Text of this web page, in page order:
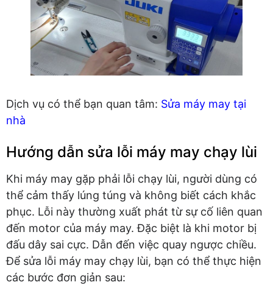
Dịch vụ có thể bạn quan tâm: Sửa máy may tại
nhà
Hướng dẫn sửa lỗi máy may chạy lùi
Khi máy may gặp phải lỗi chạy lùi, người dùng có
thể cảm thấy lúng túng và không biết cách khắc
phục. Lỗi này thường xuất phát từ sự cố liên quan
đến motor của máy may. Đặc biệt là khi motor bị
đấu dây sai cực. Dẫn đến việc quay ngược chiều.
Để sửa lỗi máy may chạy lùi, bạn có thể thực hiện
các bước đơn giản sau: